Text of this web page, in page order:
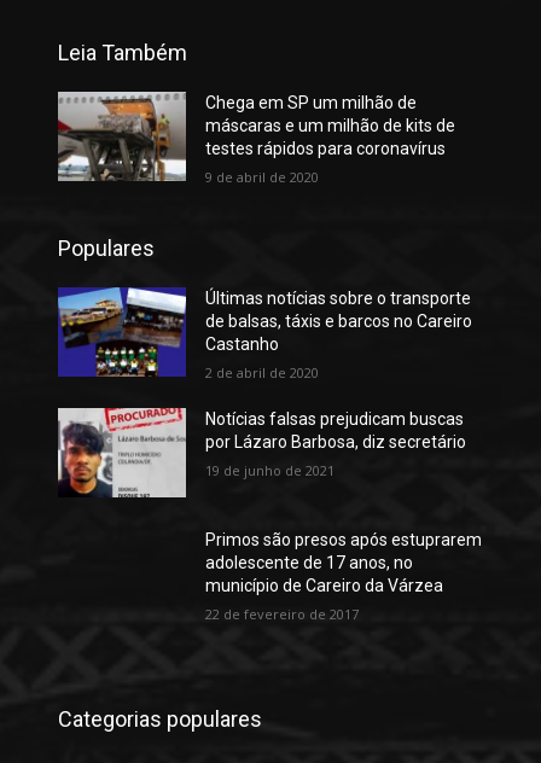
Leia Também
Chega em SP um milhão de
máscaras e um milhão de kits de
testes rápidos para coronavírus
9 de abril de 2020
Populares
Últimas notícias sobre o transporte
de balsas, táxis e barcos no Careiro
Castanho
2 de abril de 2020
Notícias falsas prejudicam buscas
por Lázaro Barbosa, diz secretário
19 de junho de 2021
Primos são presos após estuprarem
adolescente de 17 anos, no
município de Careiro da Várzea
22 de fevereiro de 2017
Categorias populares